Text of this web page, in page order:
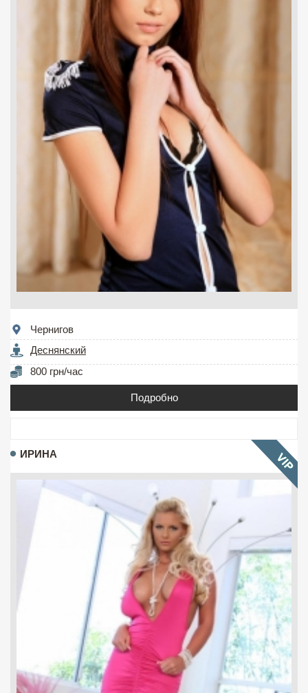
Чернигов
Деснянский
800 грн/час
Подробно
ИРИНА